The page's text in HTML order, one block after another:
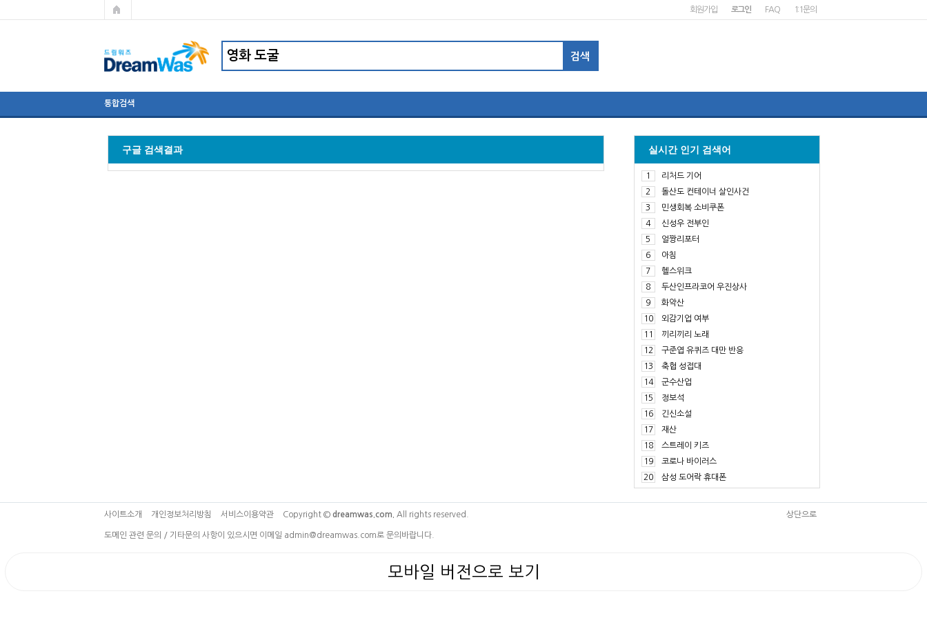
회원가입 로그인 FAQ 1:1문의
통합검색
실시간 인기 검색어
1
리처드 기어
2
돌산도 컨테이너 살인사건
3
민생회복 소비쿠폰
4
신성우 전부인
5
얼짱리포터
6
아침
7
헬스위크
8
두산인프라코어 우진상사
9
화악산
10
외감기업 여부
11
끼리끼리 노래
12
구준엽 유퀴즈 대만 반응
13
축협 성접대
14
군수산업
15
정보석
16
긴신소설
17
재산
18
스트레이 키즈
19
코로나 바이러스
20
삼성 도어락 휴대폰
구글 검색결과
사이트소개 개인정보처리방침 서비스이용약관 Copyright © dreamwas.com. All rights reserved. 상단으로
도메인 관련 문의 / 기타문의 사항이 있으시면 이메일 admin@dreamwas.com로 문의바랍니다.
모바일 버전으로 보기